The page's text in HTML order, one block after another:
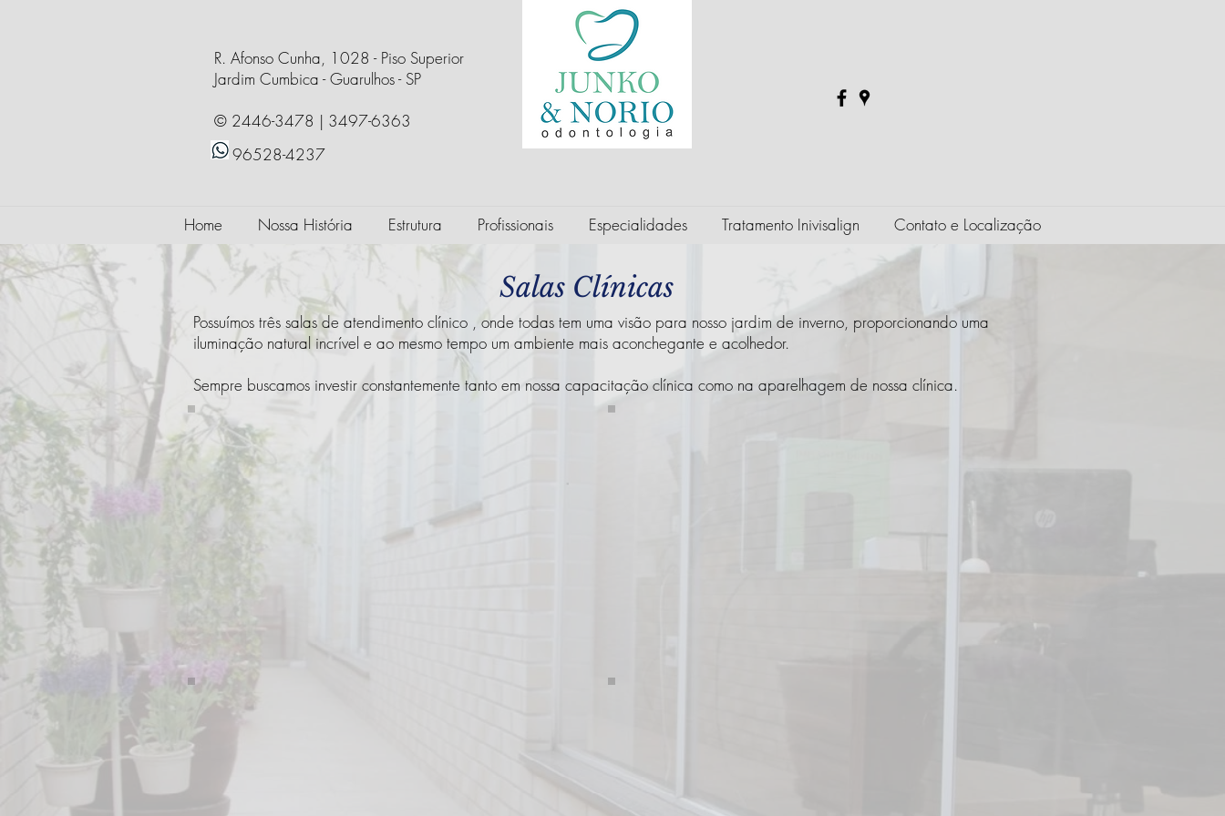
R. Afonso Cunha, 1028 - Piso Superior
Jardim Cumbica - Guarulhos - SP
© 2446-3478 | 3497-6363
96528-4237
Home Nossa História Estrutura Profissionais Especialidades Tratamento Inivisalign Contato e Localização
Salas Clínicas
Possuímos três salas de atendimento clínico , onde todas tem uma visão para nosso jardim de inverno, proporcionando uma
iluminação natural incrível e ao mesmo tempo um ambiente mais aconchegante e acolhedor.
Sempre buscamos investir constantemente tanto em nossa capacitação clínica como na aparelhagem de nossa clínica.
Sala de Atendimento 1